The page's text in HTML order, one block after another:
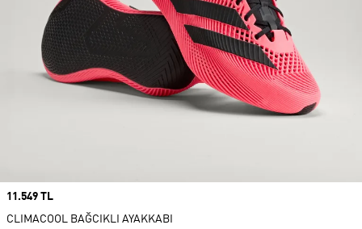
Price
11.549 TL
CLIMACOOL BAĞCIKLI AYAKKABI